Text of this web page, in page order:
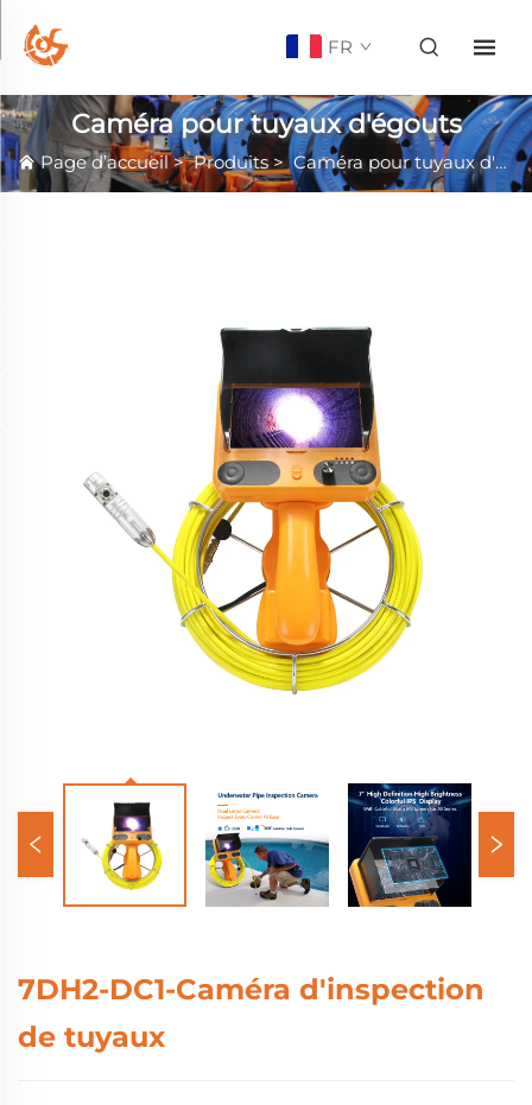
FR
Caméra pour tuyaux d'égouts
Page d’accueil>Produits >Caméra pour tuyaux d'égouts
7DH2-DC1-Caméra d'inspection
de tuyaux